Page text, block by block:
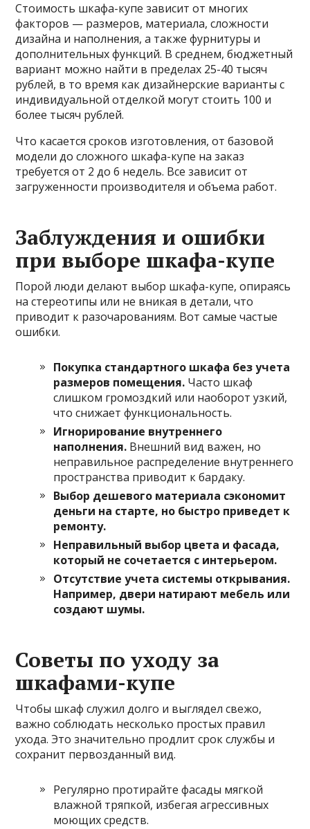
Стоимость шкафа-купе зависит от многих
факторов — размеров, материала, сложности
дизайна и наполнения, а также фурнитуры и
дополнительных функций. В среднем, бюджетный
вариант можно найти в пределах 25-40 тысяч
рублей, в то время как дизайнерские варианты с
индивидуальной отделкой могут стоить 100 и
более тысяч рублей.
Что касается сроков изготовления, от базовой
модели до сложного шкафа-купе на заказ
требуется от 2 до 6 недель. Все зависит от
загруженности производителя и объема работ.
Заблуждения и ошибки
при выборе шкафа-купе
Порой люди делают выбор шкафа-купе, опираясь
на стереотипы или не вникая в детали, что
приводит к разочарованиям. Вот самые частые
ошибки.
Покупка стандартного шкафа без учета
размеров помещения. Часто шкаф
слишком громоздкий или наоборот узкий,
что снижает функциональность.
Игнорирование внутреннего
наполнения. Внешний вид важен, но
неправильное распределение внутреннего
пространства приводит к бардаку.
Выбор дешевого материала сэкономит
деньги на старте, но быстро приведет к
ремонту.
Неправильный выбор цвета и фасада,
который не сочетается с интерьером.
Отсутствие учета системы открывания.
Например, двери натирают мебель или
создают шумы.
Советы по уходу за
шкафами-купе
Чтобы шкаф служил долго и выглядел свежо,
важно соблюдать несколько простых правил
ухода. Это значительно продлит срок службы и
сохранит первозданный вид.
Регулярно протирайте фасады мягкой
влажной тряпкой, избегая агрессивных
моющих средств.